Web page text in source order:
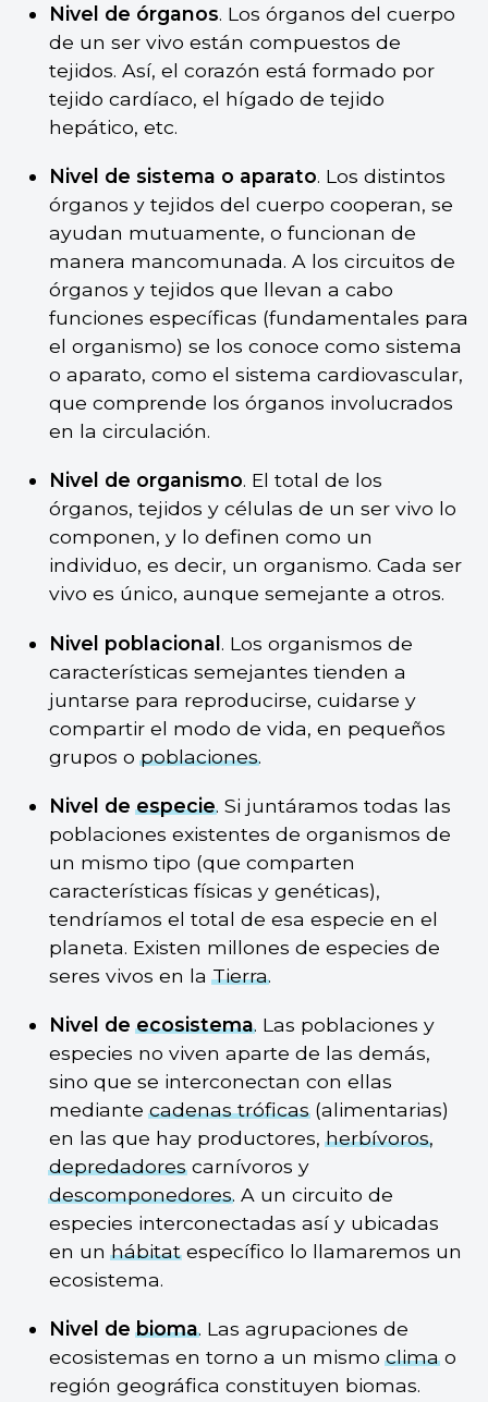
Nivel de órganos. Los órganos del cuerpo
de un ser vivo están compuestos de
tejidos. Así, el corazón está formado por
tejido cardíaco, el hígado de tejido
hepático, etc.
Nivel de sistema o aparato. Los distintos
órganos y tejidos del cuerpo cooperan, se
ayudan mutuamente, o funcionan de
manera mancomunada. A los circuitos de
órganos y tejidos que llevan a cabo
funciones específicas (fundamentales para
el organismo) se los conoce como sistema
o aparato, como el sistema cardiovascular,
que comprende los órganos involucrados
en la circulación.
Nivel de organismo. El total de los
órganos, tejidos y células de un ser vivo lo
componen, y lo definen como un
individuo, es decir, un organismo. Cada ser
vivo es único, aunque semejante a otros.
Nivel poblacional. Los organismos de
características semejantes tienden a
juntarse para reproducirse, cuidarse y
compartir el modo de vida, en pequeños
grupos opoblaciones.
Nivel deespecie. Si juntáramos todas las
poblaciones existentes de organismos de
un mismo tipo (que comparten
características físicas y genéticas),
tendríamos el total de esa especie en el
planeta. Existen millones de especies de
seres vivos en laTierra.
Nivel deecosistema. Las poblaciones y
especies no viven aparte de las demás,
sino que se interconectan con ellas
mediantecadenas tróficas(alimentarias)
en las que hay productores,herbívoros,
depredadorescarnívoros y
descomponedores. A un circuito de
especies interconectadas así y ubicadas
en unhábitatespecífico lo llamaremos un
ecosistema.
Nivel debioma. Las agrupaciones de
ecosistemas en torno a un mismoclimao
región geográfica constituyen biomas.